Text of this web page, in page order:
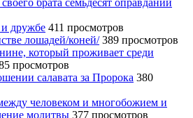
брата семьдесят оправданий
дружбе 411 просмотров
лошадей/коней/ 389 просмотров
который проживает среди
просмотров
салавата за Пророка 380
человеком и многобожием и
молитвы 377 просмотров